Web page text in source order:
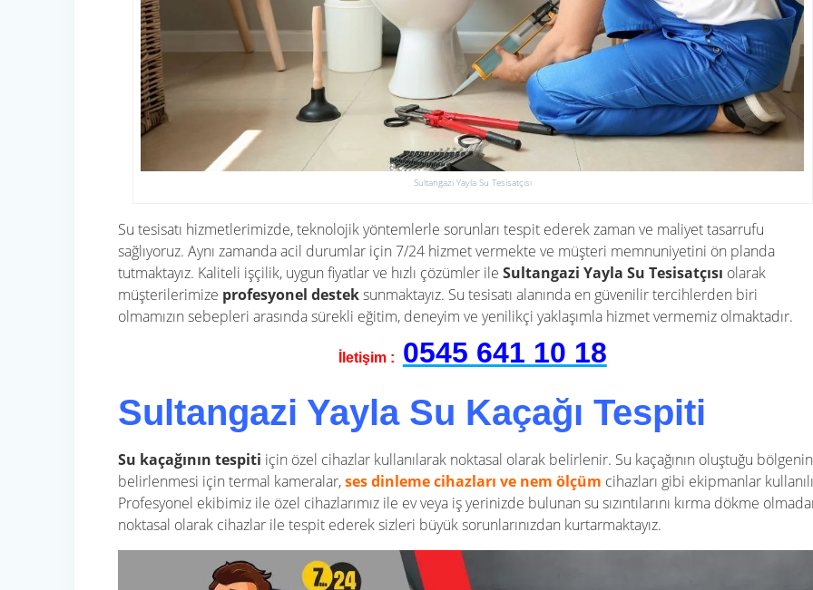
Sultangazi Yayla Su Tesisatçısı
Su tesisatı hizmetlerimizde, teknolojik yöntemlerle sorunları tespit ederek zaman ve maliyet tasarrufu
sağlıyoruz. Aynı zamanda acil durumlar için 7/24 hizmet vermekte ve müşteri memnuniyetini ön planda
tutmaktayız. Kaliteli işçilik, uygun fiyatlar ve hızlı çözümler ileSultangazi Yayla Su Tesisatçısı olarak
müşterilerimize profesyonel desteksunmaktayız. Su tesisatı alanında en güvenilir tercihlerden biri
olmamızın sebepleri arasında sürekli eğitim, deneyim ve yenilikçi yaklaşımla hizmet vermemiz olmaktadır.
İletişim : 0545 641 10 18
Sultangazi Yayla Su Kaçağı Tespiti
Su kaçağının tespiti için özel cihazlar kullanılarak noktasal olarak belirlenir. Su kaçağının oluştuğu bölgenin
belirlenmesi için termal kameralar,ses dinleme cihazları ve nem ölçüm cihazları gibi ekipmanlar
Profesyonel ekibimiz ile özel cihazlarımız ile ev veya iş yerinizde bulunan su sızıntılarını kırma dökme
noktasal olarak cihazlar ile tespit ederek sizleri büyük sorunlarınızdan kurtarmaktayız.